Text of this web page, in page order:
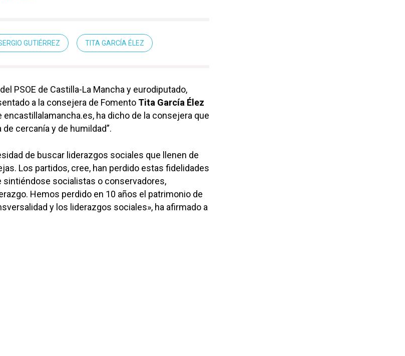
GUTIÉRREZ TITA GARCÍA ÉLEZ
PSOE de Castilla-La Mancha y eurodiputado,
a la consejera de Fomento Tita García Élez
ha dicho de la consejera que
cercanía y de humildad”.
de buscar liderazgos sociales que llenen de
Los partidos, cree, han perdido estas fidelidades
sintiéndose socialistas o conservadores,
Hemos perdido en 10 años el patrimonio de
y los liderazgos sociales», ha afirmado a